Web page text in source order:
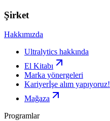
Şirket
Hakkımızda
Ultralytics hakkında
El Kitabı
Marka yönergeleri
Kariyerİşe alım yapıyoruz!
Mağaza
Programlar